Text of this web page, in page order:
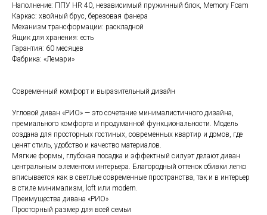
Наполнение: ППУ HR 40, независимый пружинный блок, Memory Foam
Каркас: хвойный брус, березовая фанера
Механизм трансформации: раскладной
Ящик для хранения: есть
Гарантия: 60 месяцев
Фабрика: «Лемари»
Современный комфорт и выразительный дизайн
Угловой диван «РИО» — это сочетание минималистичного дизайна,
премиального комфорта и продуманной функциональности. Модель
создана для просторных гостиных, современных квартир и домов, где
ценят стиль, удобство и качество материалов.
Мягкие формы, глубокая посадка и эффектный силуэт делают диван
центральным элементом интерьера. Благородный оттенок обивки легко
вписывается как в светлые современные пространства, так и в интерьер
в стиле минимализм, loft или modern.
Преимущества дивана «РИО»
Просторный размер для всей семьи